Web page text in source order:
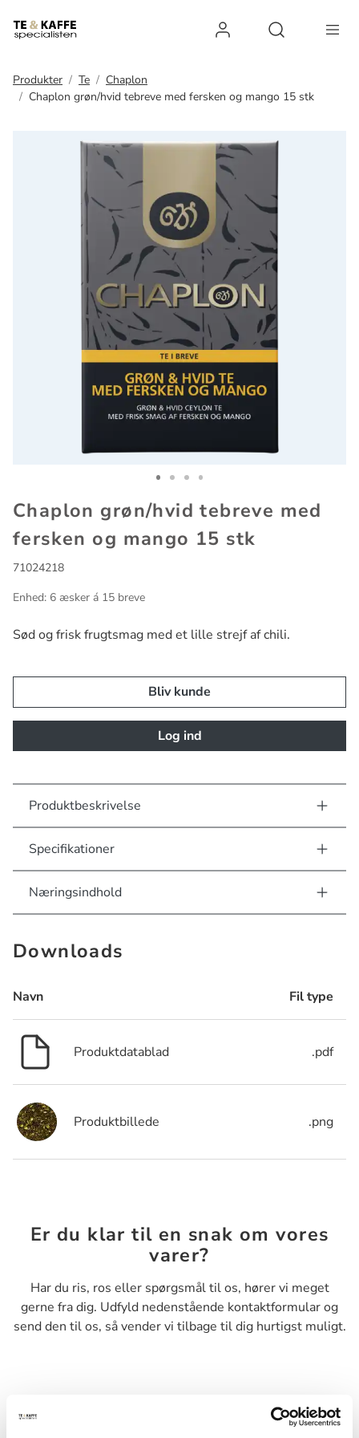
Log ind
Produkter Te
Chaplon
Chaplon grøn/hvid tebreve med fersken og mango 15 stk
Chaplon grøn/hvid tebreve med
fersken og mango 15 stk
71024218
Enhed: 6 æsker á 15 breve
Sød og frisk frugtsmag med et lille strejf af chili.
Bliv kunde
Log ind
Produktbeskrivelse
Specifikationer
Næringsindhold
Downloads
Navn Fil type
Produktdatablad .pdf
Produktbillede .png
Er du klar til en snak om vores
varer?
Har du ris, ros eller spørgsmål til os, hører vi meget
gerne fra dig. Udfyld nedenstående kontaktformular og
send den til os, så vender vi tilbage til dig hurtigst muligt.